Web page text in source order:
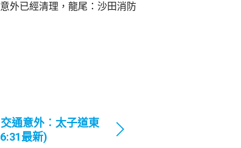
外已經清理，龍尾：沙田消防
通意外︰太子道東
最新)